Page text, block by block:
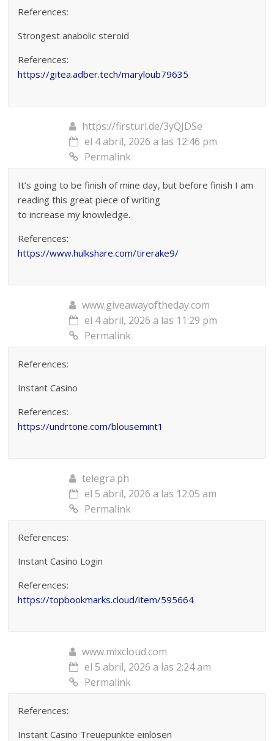
References:
Strongest anabolic steroid
References:
https://gitea.adber.tech/maryloub79635
https://firsturl.de/3yQJDSe
el 4 abril, 2026 a las 12:46 pm
Permalink
It’s going to be finish of mine day, but before finish I am
reading this great piece of writing
to increase my knowledge.
References:
https://www.hulkshare.com/tirerake9/
www.giveawayoftheday.com
el 4 abril, 2026 a las 11:29 pm
Permalink
References:
Instant Casino
References:
https://undrtone.com/blousemint1
telegra.ph
el 5 abril, 2026 a las 12:05 am
Permalink
References:
Instant Casino Login
References:
https://topbookmarks.cloud/item/595664
www.mixcloud.com
el 5 abril, 2026 a las 2:24 am
Permalink
References:
Instant Casino Treuepunkte einlösen